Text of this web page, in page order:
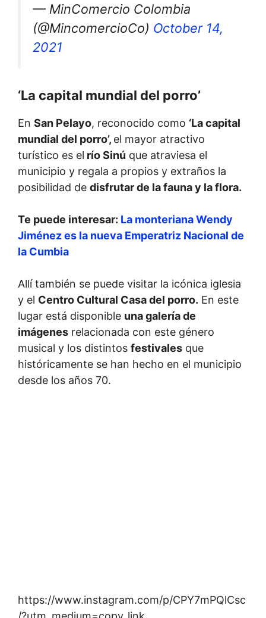
— MinComercio Colombia
(@MincomercioCo) October 14,
2021
‘La capital mundial del porro’
En San Pelayo, reconocido como ‘La capital
mundial del porro’, el mayor atractivo
turístico es el río Sinú que atraviesa el
municipio y regala a propios y extraños la
posibilidad de disfrutar de la fauna y la flora.
Te puede interesar: La monteriana Wendy
Jiménez es la nueva Emperatriz Nacional de
la Cumbia
Allí también se puede visitar la icónica iglesia
y el Centro Cultural Casa del porro. En este
lugar está disponible una galería de
imágenes relacionada con este género
musical y los distintos festivales que
históricamente se han hecho en el municipio
desde los años 70.
https://www.instagram.com/p/CPY7mPQlCsc